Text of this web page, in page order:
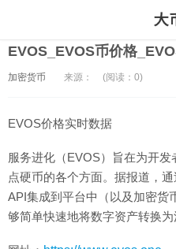
EVOS_EVOS币价格
加密货币 来源： (阅读：0)
EVOS价格实时数据
服务进化（EVOS）旨在为开
点硬币的各个方面。据报道，
API集成到平台中（以及加密货
够简单快速地将数字资产转换为